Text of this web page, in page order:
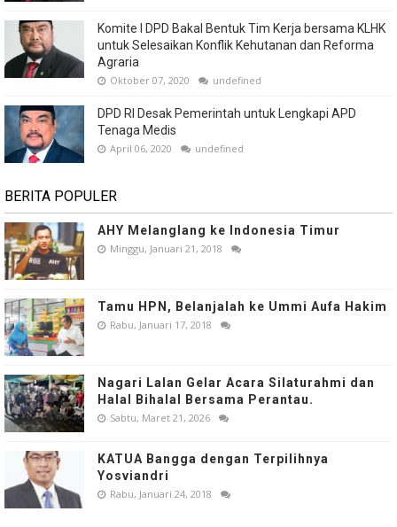
Komite I DPD Bakal Bentuk Tim Kerja bersama KLHK
untuk Selesaikan Konflik Kehutanan dan Reforma
Agraria
Oktober 07, 2020 undefined
DPD RI Desak Pemerintah untuk Lengkapi APD
Tenaga Medis
April 06, 2020 undefined
BERITA POPULER
AHY Melanglang ke Indonesia Timur
Minggu, Januari 21, 2018
Tamu HPN, Belanjalah ke Ummi Aufa Hakim
Rabu, Januari 17, 2018
Nagari Lalan Gelar Acara Silaturahmi dan
Halal Bihalal Bersama Perantau.
Sabtu, Maret 21, 2026
KATUA Bangga dengan Terpilihnya
Yosviandri
Rabu, Januari 24, 2018